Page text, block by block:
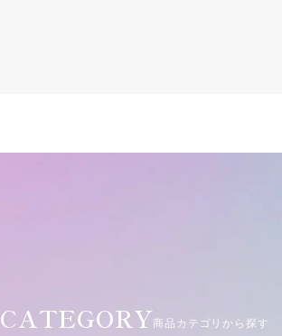
CATEGORY商品カテゴリから探す